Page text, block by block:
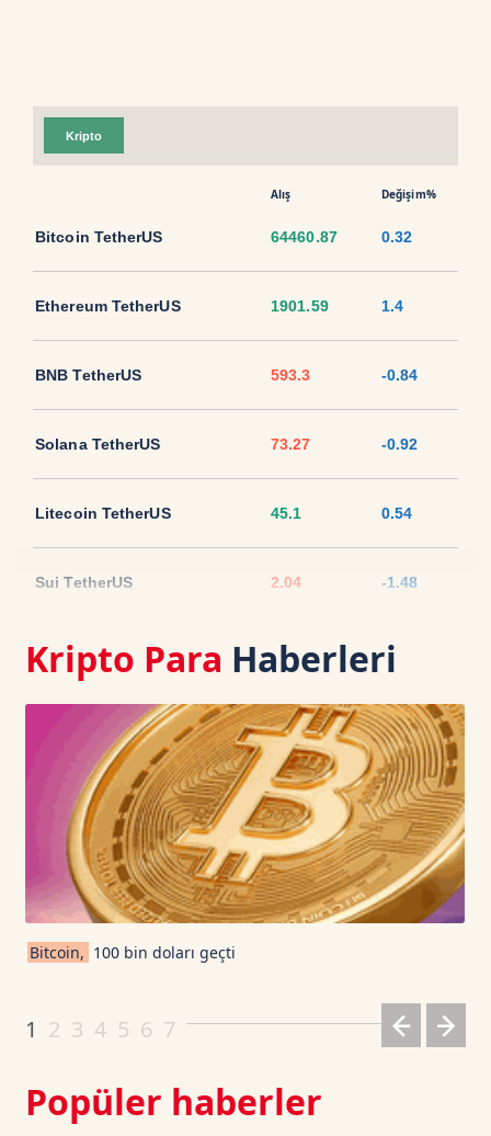
Kripto
Alış Değişim%
Bitcoin TetherUS 64460.87 0.32
Ethereum TetherUS 1901.59 1.4
BNB TetherUS 593.3 -0.84
Solana TetherUS 73.27 -0.92
Litecoin TetherUS 45.1 0.54
Sui TetherUS 2.04 -1.48
Ripple TetherUS 1.0472 -1.59
USD Coin TetherUS 1.0009 0.02
1.0003 0
TRON TetherUS 0.3273 -0.34
Cardano TetherUS 0.192 -1.95
Kripto Para Haberleri
Bitcoin, 100 bin doları geçti
1 2 3 4 5 6 7
Popüler haberler